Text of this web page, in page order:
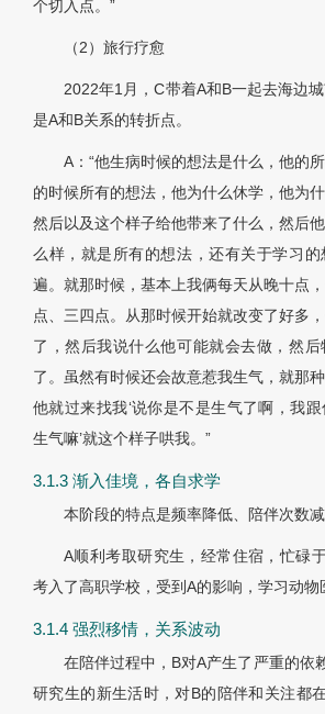
个切入点。”
（2）旅行疗愈
2022年1月，C带着A和B一起去海边
是A和B关系的转折点。
A：“他生病时候的想法是什么，他的
的时候所有的想法，他为什么休学，他为
然后以及这个样子给他带来了什么，然后
么样，就是所有的想法，还有关于学习
遍。就那时候，基本上我俩每天从晚十点
点、三四点。从那时候开始就改变了好多
了，然后我说什么他可能就会去做，然
了。虽然有时候还会故意惹我生气，就那
他就过来找我‘说你是不是生气了啊，我
生气嘛’就这个样子哄我。”
3.1.3 渐入佳境，各自求学
本阶段的特点是频率降低、陪伴次数减
A顺利考取研究生，经常住宿，忙碌
考入了高职学校，受到A的影响，学习动物
3.1.4 强烈移情，关系波动
在陪伴过程中，B对A产生了严重的依
研究生的新生活时，对B的陪伴和关注都